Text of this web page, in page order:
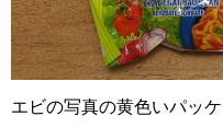
エビの写真の黄色いパッ